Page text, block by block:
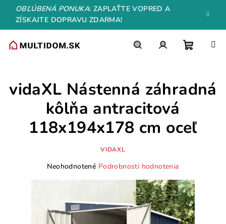
Prejsť
obsah
OBĽÚBENÁ PONUKA: ZAPLAŤTE VOPRED A
ZÍSKAJTE DOPRAVU ZDARMA!
košík
vidaXL Nástenná záhradná
kôlňa antracitová
118x194x178 cm oceľ
VIDAXL
Priemerné
z
Neohodnotené Podrobnosti hodnotenia